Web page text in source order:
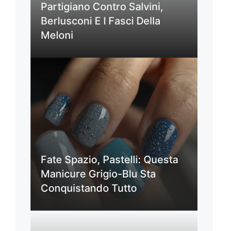
Partigiano Contro Salvini,
Berlusconi E I Fasci Della
Meloni
Fate Spazio, Pastelli: Questa
Manicure Grigio-Blu Sta
Conquistando Tutto